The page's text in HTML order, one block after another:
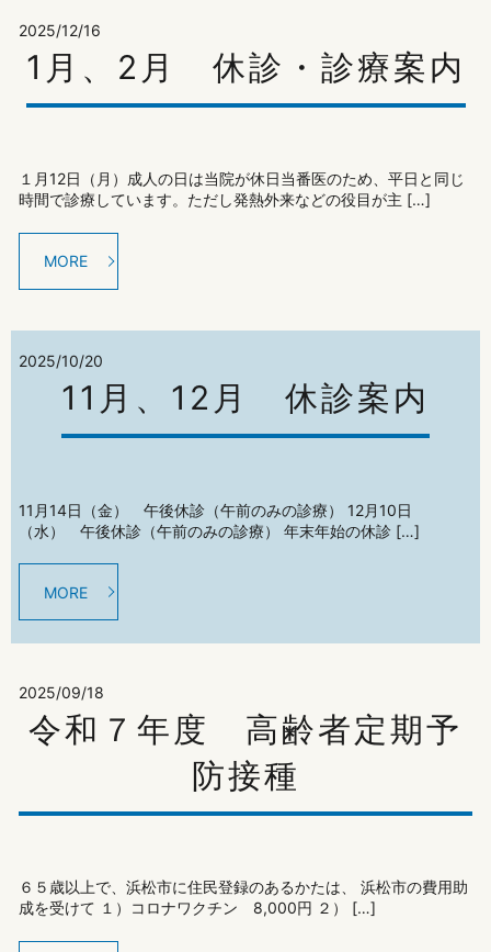
2025/12/16
1月、2月 休診・診療案内
１月12日（月）成人の日は当院が休日当番医のため、平日と同じ
時間で診療しています。ただし発熱外来などの役目が主 […]
MORE
2025/10/20
11月、12月 休診案内
11月14日（金） 午後休診（午前のみの診療） 12月10日
（水） 午後休診（午前のみの診療） 年末年始の休診 […]
MORE
2025/09/18
令和７年度 高齢者定期予
防接種
６５歳以上で、浜松市に住民登録のあるかたは、 浜松市の費用助
成を受けて １）コロナワクチン 8,000円 ２） […]